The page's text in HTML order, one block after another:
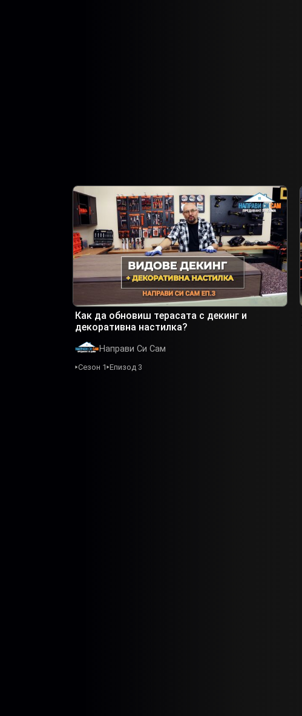
Как да обновиш терасата с декинг и
декоративна настилка?
Направи Си Сам
Сезон 1 Епизод 3